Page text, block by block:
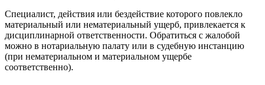
Специалист, действия или бездействие которого повлекло
материальный или нематериальный ущерб, привлекается к
дисциплинарной ответственности. Обратиться с жалобой
можно в нотариальную палату или в судебную инстанцию
(при нематериальном и материальном ущербе
соответственно).